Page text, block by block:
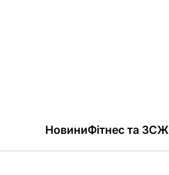
НовиниФітнес та ЗСЖ